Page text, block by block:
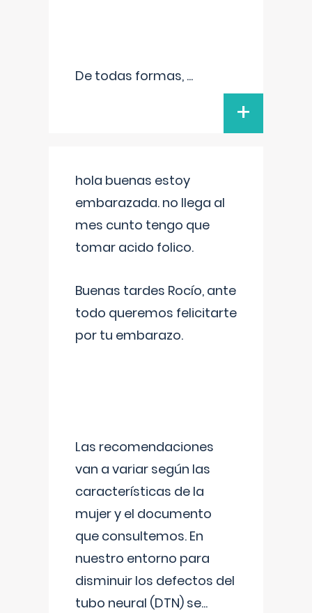
De todas formas, ...
+
hola buenas estoy
embarazada. no llega al
mes cunto tengo que
tomar acido folico.
Buenas tardes Rocío, ante
todo queremos felicitarte
por tu embarazo.
Las recomendaciones
van a variar según las
características de la
mujer y el documento
que consultemos. En
nuestro entorno para
disminuir los defectos del
tubo neural (DTN) se...